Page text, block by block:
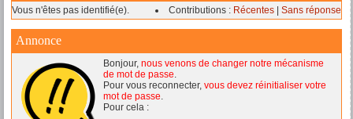
Vous n'êtes pas identifié(e).
Contributions : Récentes Sans réponse
Annonce
Bonjour, nous venons de changer notre mécanisme
de mot de passe.
Pour vous reconnecter, vous devez réinitialiser votre
mot de passe.
Pour cela :